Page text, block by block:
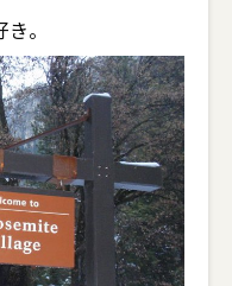
。